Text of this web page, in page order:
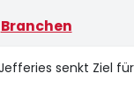
Branchen
Jefferies senkt Ziel